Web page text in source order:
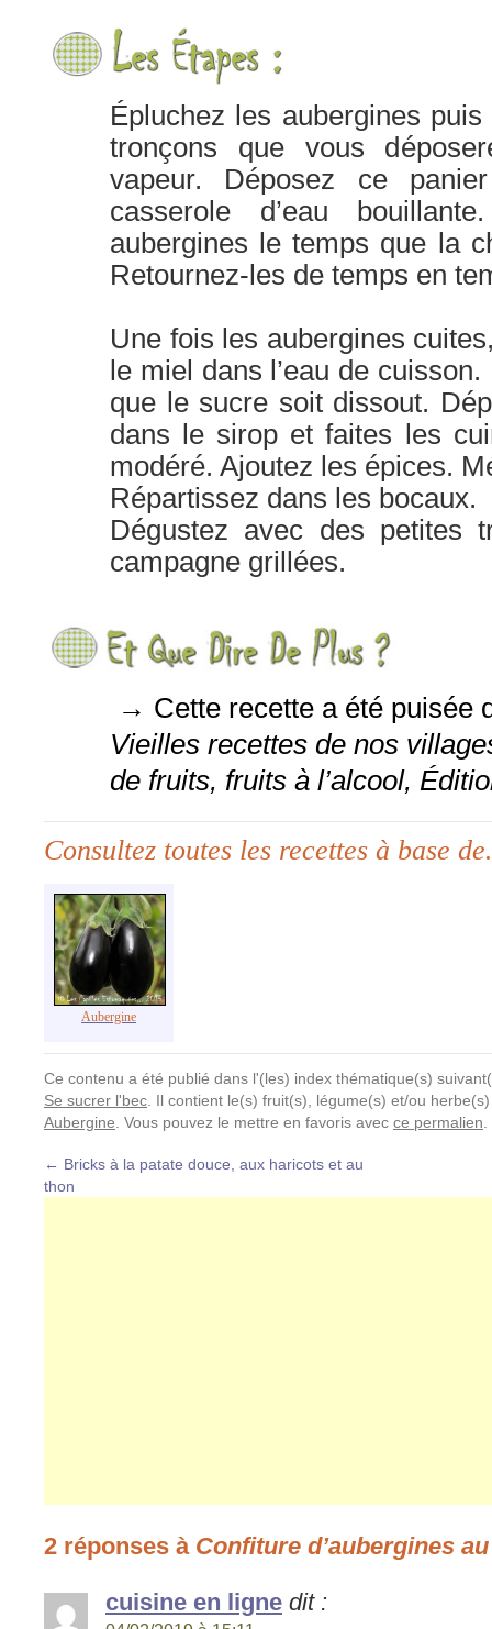
Épluchez les aubergines
tronçons que vous
vapeur. Déposez ce
casserole d’eau
aubergines le temps que la
Retournez-les de temps en
Une fois les aubergines
le miel dans l’eau de cuisson.
que le sucre soit dissout.
dans le sirop et faites les
modéré. Ajoutez les épices.
Répartissez dans les bocaux.
Dégustez avec des petites
campagne grillées.
→ Cette recette a été puisée
Vieilles recettes de nos
de fruits, fruits à l’alcool,
Consultez toutes les recettes à base
Aubergine
Ce contenu a été publié dans l'(les) index thématique(s)
Se sucrer l'bec . Il contient le(s) fruit(s), légume(s) et/ou
Aubergine . Vous pouvez le mettre en favoris avec ce permalien
← Bricks à la patate douce, aux haricots et au
thon
2 réponses à Confiture d’aubergines
cuisine en ligne dit :